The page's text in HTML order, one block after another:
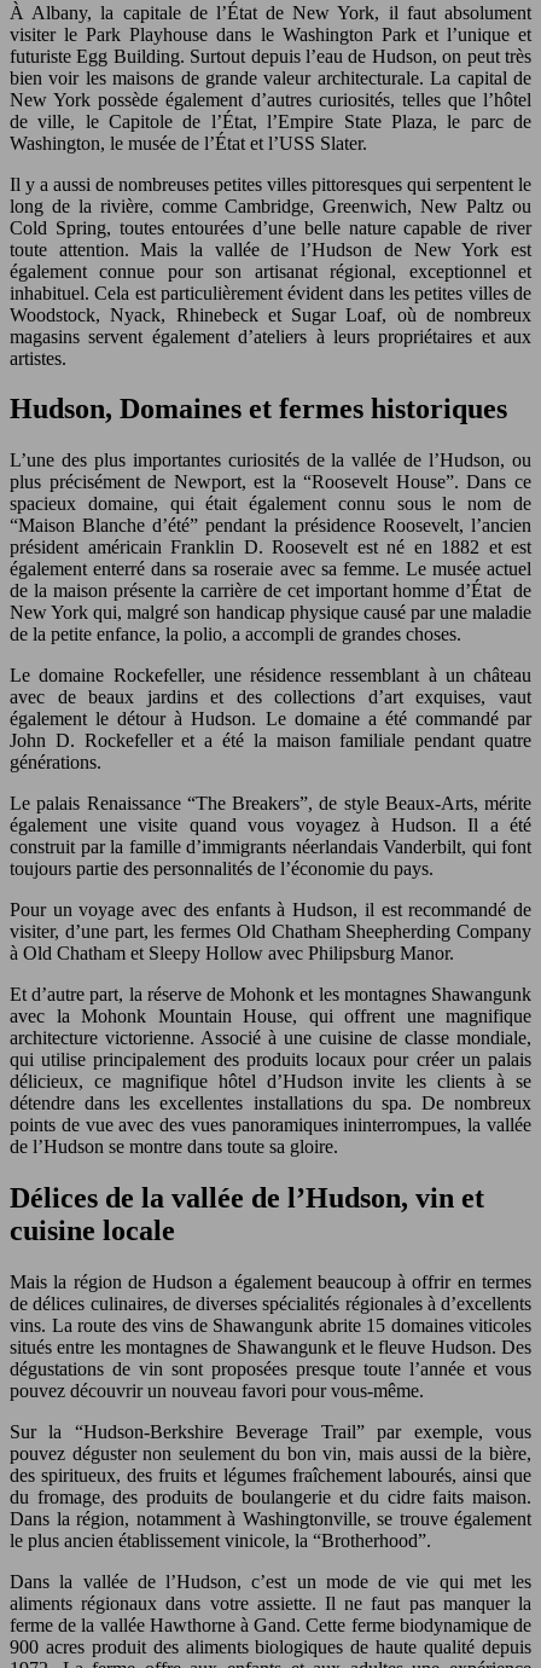
À Albany, la capitale de l’État de New York, il faut absolument
visiter le Park Playhouse dans le Washington Park et l’unique et
futuriste Egg Building. Surtout depuis l’eau de Hudson, on peut très
bien voir les maisons de grande valeur architecturale. La capital de
New York possède également d’autres curiosités, telles que l’hôtel
de ville, le Capitole de l’État, l’Empire State Plaza, le parc de
Washington, le musée de l’État et l’USS Slater.
Il y a aussi de nombreuses petites villes pittoresques qui serpentent le
long de la rivière, comme Cambridge, Greenwich, New Paltz ou
Cold Spring, toutes entourées d’une belle nature capable de river
toute attention. Mais la vallée de l’Hudson de New York est
également connue pour son artisanat régional, exceptionnel et
inhabituel. Cela est particulièrement évident dans les petites villes de
Woodstock, Nyack, Rhinebeck et Sugar Loaf, où de nombreux
magasins servent également d’ateliers à leurs propriétaires et aux
artistes.
Hudson, Domaines et fermes historiques
L’une des plus importantes curiosités de la vallée de l’Hudson, ou
plus précisément de Newport, est la “Roosevelt House”. Dans ce
spacieux domaine, qui était également connu sous le nom de
“Maison Blanche d’été” pendant la présidence Roosevelt, l’ancien
président américain Franklin D. Roosevelt est né en 1882 et est
également enterré dans sa roseraie avec sa femme. Le musée actuel
de la maison présente la carrière de cet important homme d’État de
New York qui, malgré son handicap physique causé par une maladie
de la petite enfance, la polio, a accompli de grandes choses.
Le domaine Rockefeller, une résidence ressemblant à un château
avec de beaux jardins et des collections d’art exquises, vaut
également le détour à Hudson. Le domaine a été commandé par
John D. Rockefeller et a été la maison familiale pendant quatre
générations.
Le palais Renaissance “The Breakers”, de style Beaux-Arts, mérite
également une visite quand vous voyagez à Hudson. Il a été
construit par la famille d’immigrants néerlandais Vanderbilt, qui font
toujours partie des personnalités de l’économie du pays.
Pour un voyage avec des enfants à Hudson, il est recommandé de
visiter, d’une part, les fermes Old Chatham Sheepherding Company
à Old Chatham et Sleepy Hollow avec Philipsburg Manor.
Et d’autre part, la réserve de Mohonk et les montagnes Shawangunk
avec la Mohonk Mountain House, qui offrent une magnifique
architecture victorienne. Associé à une cuisine de classe mondiale,
qui utilise principalement des produits locaux pour créer un palais
délicieux, ce magnifique hôtel d’Hudson invite les clients à se
détendre dans les excellentes installations du spa. De nombreux
points de vue avec des vues panoramiques ininterrompues, la vallée
de l’Hudson se montre dans toute sa gloire.
Délices de la vallée de l’Hudson, vin et
cuisine locale
Mais la région de Hudson a également beaucoup à offrir en termes
de délices culinaires, de diverses spécialités régionales à d’excellents
vins. La route des vins de Shawangunk abrite 15 domaines viticoles
situés entre les montagnes de Shawangunk et le fleuve Hudson. Des
dégustations de vin sont proposées presque toute l’année et vous
pouvez découvrir un nouveau favori pour vous-même.
Sur la “Hudson-Berkshire Beverage Trail” par exemple, vous
pouvez déguster non seulement du bon vin, mais aussi de la bière,
des spiritueux, des fruits et légumes fraîchement labourés, ainsi que
du fromage, des produits de boulangerie et du cidre faits maison.
Dans la région, notamment à Washingtonville, se trouve également
le plus ancien établissement vinicole, la “Brotherhood”.
Dans la vallée de l’Hudson, c’est un mode de vie qui met les
aliments régionaux dans votre assiette. Il ne faut pas manquer la
ferme de la vallée Hawthorne à Gand. Cette ferme biodynamique de
900 acres produit des aliments biologiques de haute qualité depuis